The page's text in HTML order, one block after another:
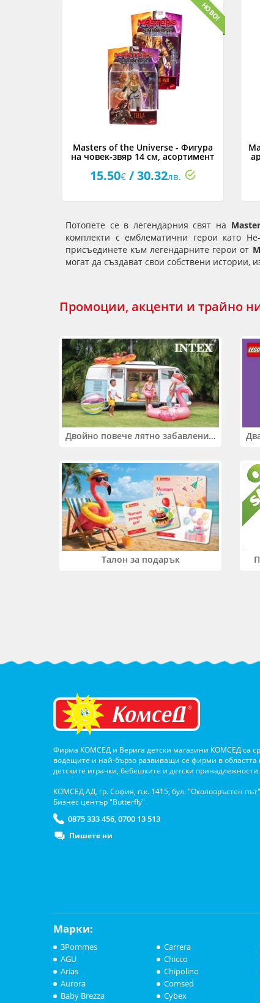
Masters of the Universe - Фигура
на човек-звяр 14 см, асортимент
15.50€/ 30.32лв.
Потопете се в легендарния свят на
комплекти с емблематични герои като
присъединете към легендарните герои от
могат да създават свои собствени истории,
Промоции, акценти и трайно
Двойно повече лятно забавление! Купи 2 продукта INTEX и вземи -33%
Талон за подарък
Фирма КОМСЕД и Верига детски магазини КОМСЕД са
водещите и най-бързо развиващи се фирми в областта
детските играчки, бебешките и детски принадлежности.
КОМСЕД АД, гр. София, п.к. 1415, бул. "Околовръстен
Бизнес център "Butterfly"
0875 333 456, 0700 13 513
Пишете ни
Марки:
3Pommes
AGU
Arias
Aurora
Baby Brezza
Carrera
Chicco
Chipolino
Comsed
Cybex